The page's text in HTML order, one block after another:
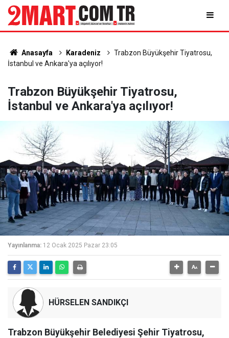
Anasayfa Karadeniz
Trabzon Büyükşehir Tiyatrosu,
İstanbul ve Ankara'ya açılıyor!
Trabzon Büyükşehir Tiyatrosu,
İstanbul ve Ankara'ya açılıyor!
Yayınlanma: 12 Ocak 2025 Pazar 23:05
HÜRSELEN SANDIKÇI
Trabzon Büyükşehir Belediyesi Şehir Tiyatrosu,